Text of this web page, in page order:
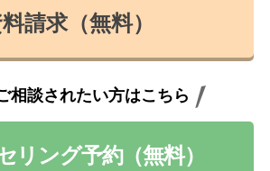
請求（無料）
相談されたい方はこちら
リング予約（無料）